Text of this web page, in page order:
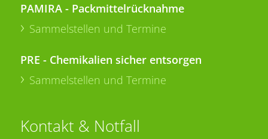
PAMIRA - Packmittelrücknahme
Sammelstellen und Termine
PRE - Chemikalien sicher entsorgen
Sammelstellen und Termine
Kontakt & Notfall